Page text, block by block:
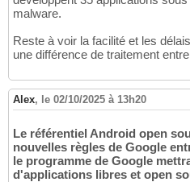
malware.
Reste à voir la facilité et les
une différence de traitement
Alex, le 02/10/2025 à 13h20
Le référentiel Android open
nouvelles règles de Google
le programme de Google
d'applications libres et open